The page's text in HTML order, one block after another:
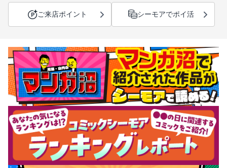
ご来店ポイント シーモアでポイ活